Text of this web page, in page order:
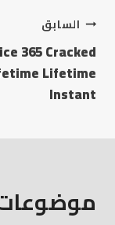
السابق
365 Cracked
Lifetime
Instant